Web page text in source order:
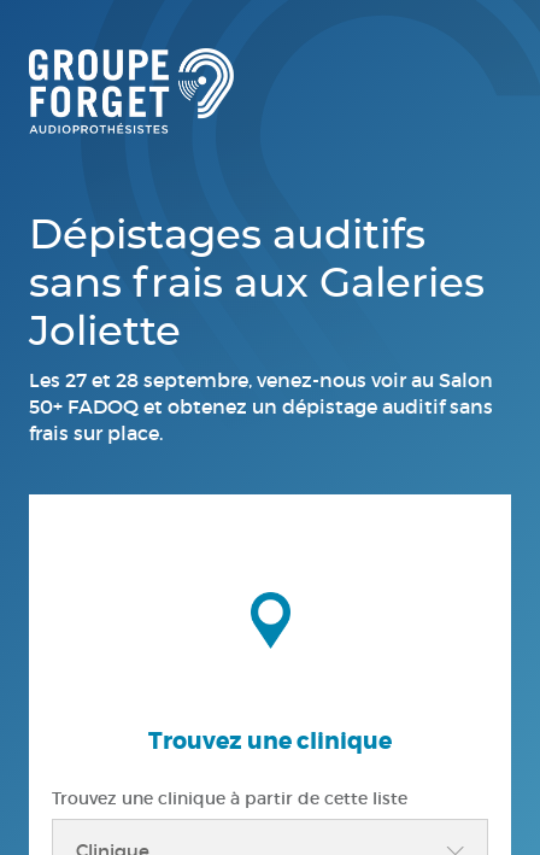
Dépistages auditifs
sans frais aux Galeries
Joliette
Les 27 et 28 septembre, venez-nous voir au Salon
50+ FADOQ et obtenez un dépistage auditif sans
frais sur place.
Trouvez une clinique
Trouvez une clinique à partir de cette liste